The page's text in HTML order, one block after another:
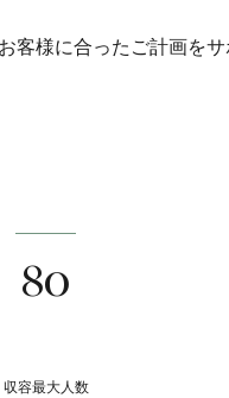
様に合ったご計画をサ
80
収容最大人数